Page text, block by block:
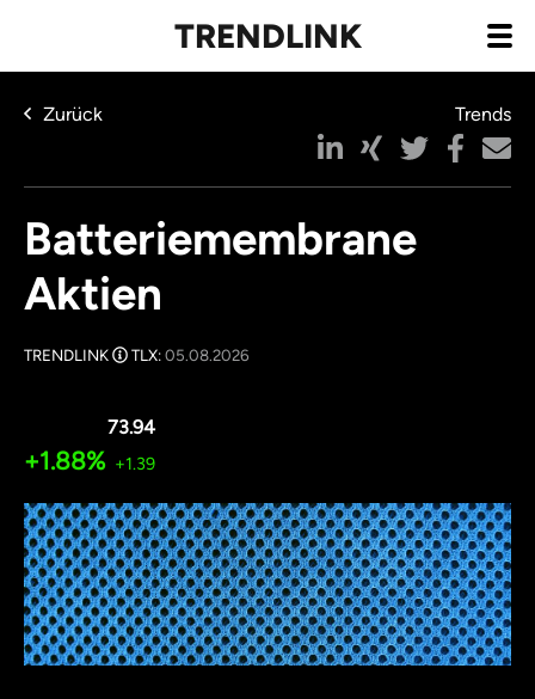
TRENDLINK
Zurück Trends
Batteriemembrane
Aktien
TRENDLINK TLX:05.08.2026
73.94
+1.88% +1.39